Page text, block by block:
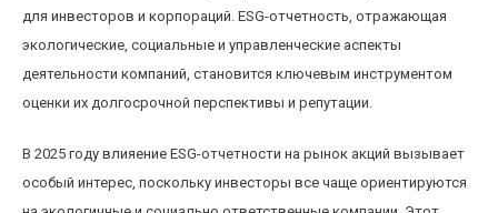
для инвесторов и корпораций. ESG-отчетность, отражающая
экологические, социальные и управленческие аспекты
деятельности компаний, становится ключевым инструментом
оценки их долгосрочной перспективы и репутации.
В 2025 году влияение ESG-отчетности на рынок акций вызывает
особый интерес, поскольку инвесторы все чаще ориентируются